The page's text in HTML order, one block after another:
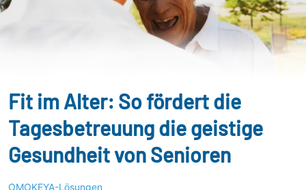
Fit im Alter: So fördert die
Tagesbetreuung die geistige
Gesundheit von Senioren
OMOKEYA-Lösungen